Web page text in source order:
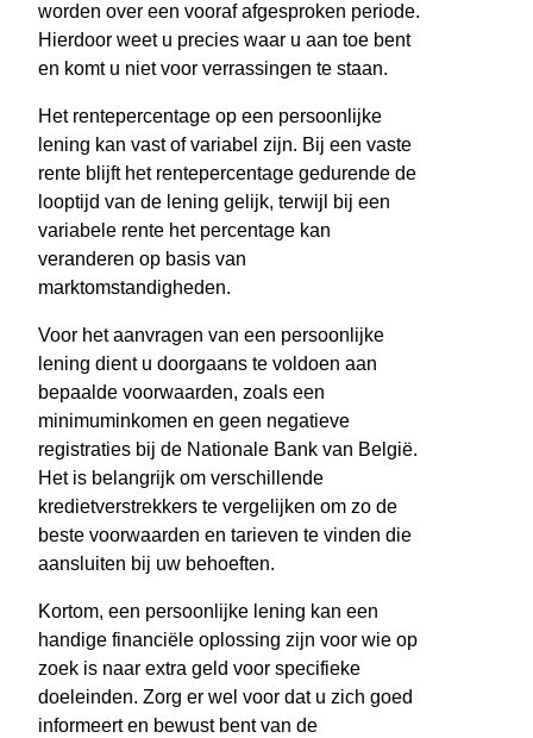
worden over een vooraf afgesproken periode.
Hierdoor weet u precies waar u aan toe bent
en komt u niet voor verrassingen te staan.
Het rentepercentage op een persoonlijke
lening kan vast of variabel zijn. Bij een vaste
rente blijft het rentepercentage gedurende de
looptijd van de lening gelijk, terwijl bij een
variabele rente het percentage kan
veranderen op basis van
marktomstandigheden.
Voor het aanvragen van een persoonlijke
lening dient u doorgaans te voldoen aan
bepaalde voorwaarden, zoals een
minimuminkomen en geen negatieve
registraties bij de Nationale Bank van België.
Het is belangrijk om verschillende
kredietverstrekkers te vergelijken om zo de
beste voorwaarden en tarieven te vinden die
aansluiten bij uw behoeften.
Kortom, een persoonlijke lening kan een
handige financiële oplossing zijn voor wie op
zoek is naar extra geld voor specifieke
doeleinden. Zorg er wel voor dat u zich goed
informeert en bewust bent van de